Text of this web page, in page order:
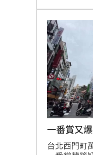
偷吃
台玻
颱風來
白海豚
白海豚
台灣
LIVE
海王、庫洛
拉、幽遊白
人氣一番賞
一番賞又
台北西門町